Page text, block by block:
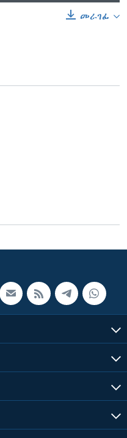
መራገፊ